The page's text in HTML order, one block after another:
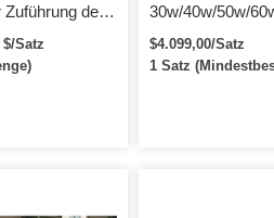
der
Satz
30w/40w/50w/
Stoff
CE/SGS/ISO
$4.099,00/Satz
1 Satz